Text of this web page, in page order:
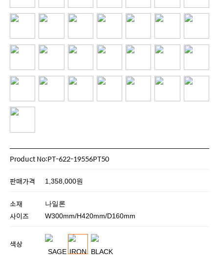
Product No:PT-622-19556PT50
판매가격 1,358,000원
소재 나일론
사이즈 W300mm/H420mm/D160mm
색상